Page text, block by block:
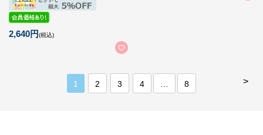
2,640円(税込)
>
1 2 3 4 8